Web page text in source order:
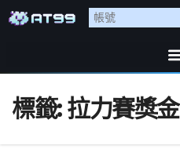
標籤:拉力賽獎金